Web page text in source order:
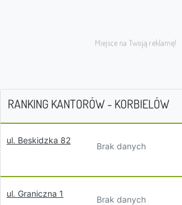
RANKING KANTORÓW - KORBIELÓW
ul. Beskidzka 82
Brak danych
ul. Graniczna 1
Brak danych